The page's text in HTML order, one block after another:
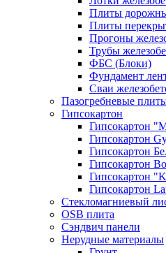
Плиты
Плиты
Прогоны
Трубы
ФБС (Блоки)
Фундамент
Сваи
Пазогребневые
Гипсокартон
Гипсокартон
Гипсокартон
Гипсокартон
Гипсокартон
Гипсокартон
Гипсокартон
Стекломагниевый
OSB плита
Сэндвич панели
Нерудные материалы